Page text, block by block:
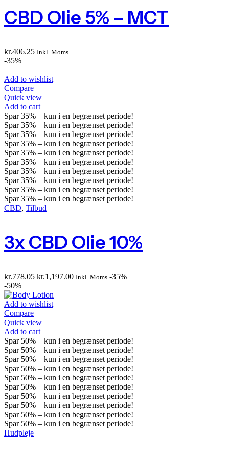
CBD Olie 5% – MCT
kr.406.25 Inkl. Moms
-35%
Add to wishlist
Compare
Quick view
Add to cart
Spar35% – kun i en begrænset periode!
Spar35% – kun i en begrænset periode!
Spar35% – kun i en begrænset periode!
Spar35% – kun i en begrænset periode!
Spar35% – kun i en begrænset periode!
Spar35% – kun i en begrænset periode!
Spar35% – kun i en begrænset periode!
Spar35% – kun i en begrænset periode!
Spar35% – kun i en begrænset periode!
Spar35% – kun i en begrænset periode!
CBD, Tilbud
3x CBD Olie 10%
kr.778.05 kr.1,197.00 Inkl. Moms -35%
-50%
Add to wishlist
Compare
Quick view
Add to cart
Spar 50% – kun i en begrænset periode!
Spar 50% – kun i en begrænset periode!
Spar 50% – kun i en begrænset periode!
Spar 50% – kun i en begrænset periode!
Spar 50% – kun i en begrænset periode!
Spar 50% – kun i en begrænset periode!
Spar 50% – kun i en begrænset periode!
Spar 50% – kun i en begrænset periode!
Spar 50% – kun i en begrænset periode!
Spar 50% – kun i en begrænset periode!
Hudpleje